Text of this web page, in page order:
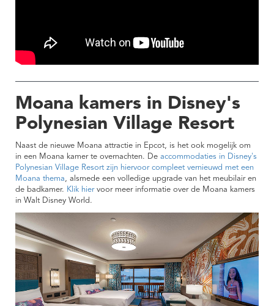
Moana kamers in Disney's
Polynesian Village Resort
Naast de nieuwe Moana attractie in Epcot, is het ook mogelijk om
in een Moana kamer te overnachten. De accommodaties in Disney's
Polynesian Village Resort zijn hiervoor compleet vernieuwd met een
Moana thema, alsmede een volledige upgrade van het meubilair en
de badkamer. Klik hiervoor meer informatie over de Moana kamers
in Walt Disney World.